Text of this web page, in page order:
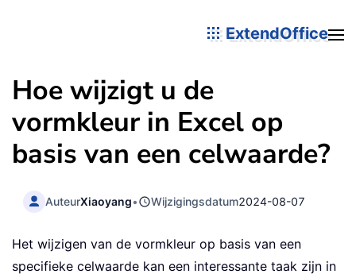
ExtendOffice
Hoe wijzigt u de
vormkleur in Excel op
basis van een celwaarde?
AuteurXiaoyang• Wijzigingsdatum2024-08-07
Het wijzigen van de vormkleur op basis van een
specifieke celwaarde kan een interessante taak zijn in